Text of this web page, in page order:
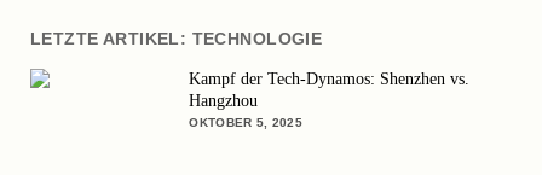
LETZTE ARTIKEL: TECHNOLOGIE
Kampf der Tech-Dynamos: Shenzhen vs.
Hangzhou
OKTOBER 5, 2025